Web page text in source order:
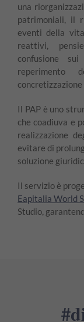
una
patrimoniali, il
eventi della
reattivi,
confusione
reperimento
Il PAP è uno
che coadiuva e
realizzazione
evitare di
soluzione
Il servizio è
Eapitalia World
Studio,